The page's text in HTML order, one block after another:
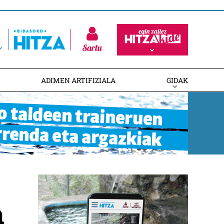
Sartu
ADIMEN ARTIFIZIALA GIDAK